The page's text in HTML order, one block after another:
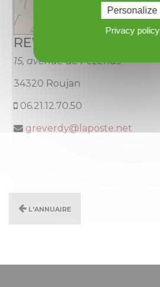
REVERDY Guy
15, avenue de Pézenas
34320 Roujan
06.21.12.70.50
greverdy@laposte.net
L'annuaire
Personalize
Privacy policy